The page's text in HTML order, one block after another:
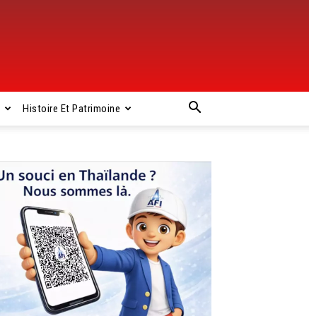
Histoire Et Patrimoine